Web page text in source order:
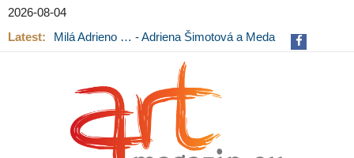
2026-08-04
Latest:
Milá Adrieno … - Adriena Šimotová a Meda